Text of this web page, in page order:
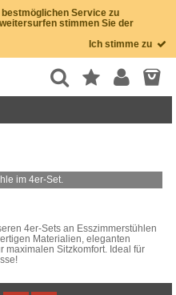
Service zu
stimmen Sie der
Ich stimme zu
im 4er-Set.
4er-Sets an Esszimmerstühlen
Materialien, eleganten
maximalen Sitzkomfort. Ideal für